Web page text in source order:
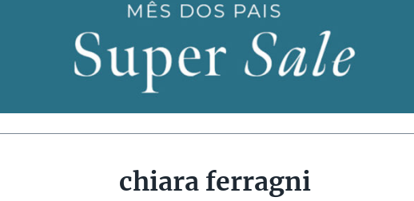
chiara ferragni